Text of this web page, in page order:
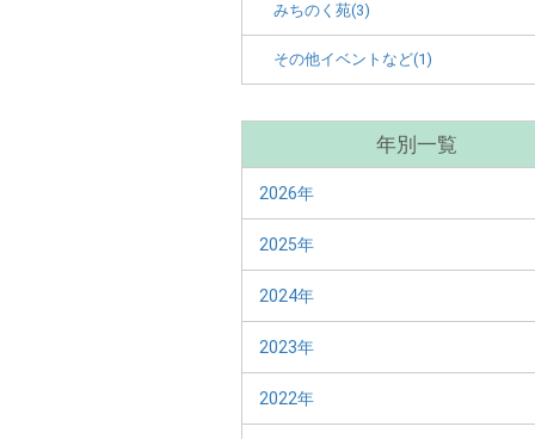
みちのく苑(3)
その他イベントなど(1)
年別一覧
2026年
2025年
2024年
2023年
2022年